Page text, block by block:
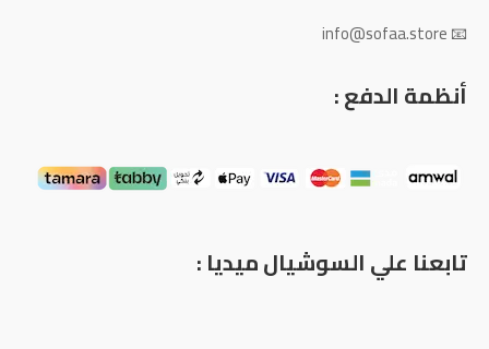
📧 info@sofaa.store
أنظمة الدفع :
تابعنا علي السوشيال ميديا :